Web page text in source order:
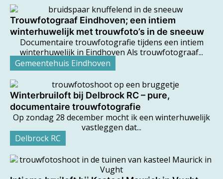
Trouwfotograaf Eindhoven; een intiem
winterhuwelijk met trouwfoto’s in de sneeuw
Documentaire trouwfotografie tijdens een intiem
winterhuwelijk in Eindhoven Als trouwfotograaf...
Gemeentehuis Eindhoven
Winterbruiloft bij Delbrock RC – pure,
documentaire trouwfotografie
Op zondag 28 december mocht ik een winterhuwelijk
vastleggen dat...
Delbrock RC